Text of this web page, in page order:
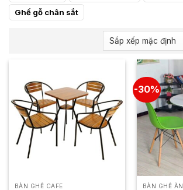
Ghế gỗ chân sắt
BÀN GHẾ CAFE
-30%
BÀN GHẾ ĂN